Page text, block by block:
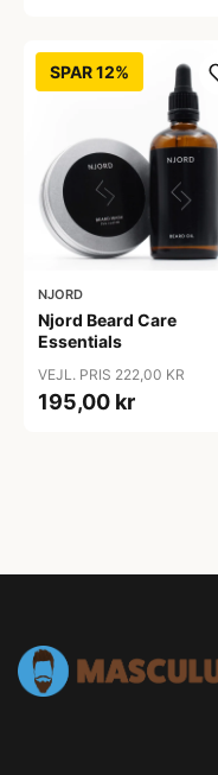
SPAR 12%
NJORD
Njord Beard Care
Essentials
VEJL. PRIS 222,00 KR
195,00 kr